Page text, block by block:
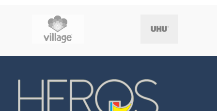
esenciales, Nylon resistente
evita daños, Correas para el
hombro acolchadas.
2 Bolsillos con cierre externos
para Notebook /tablet
llaves , cargadores, celulares.
2 correas regulables /1 asa
reforzada